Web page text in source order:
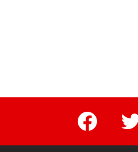
facebook